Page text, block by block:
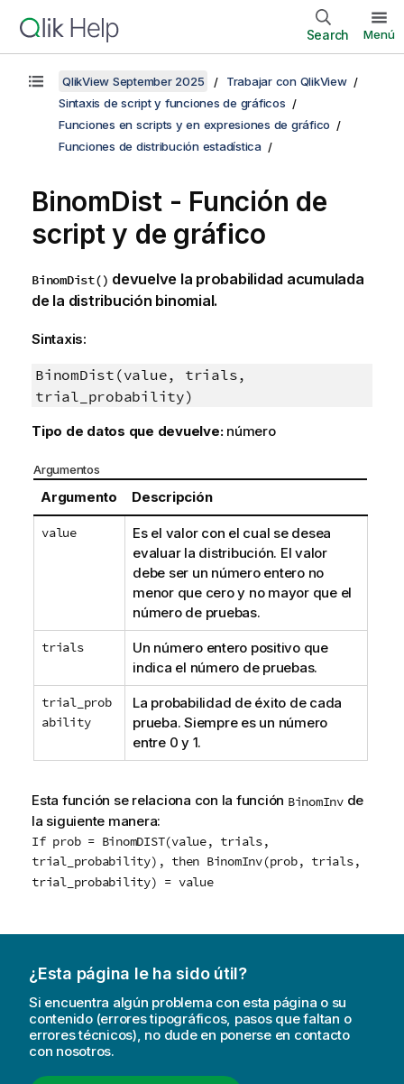
Search Menú
QlikView September 2025
Trabajar con QlikView
Sintaxis de script y funciones de gráficos
Funciones en scripts y en expresiones de gráfico
Funciones de distribución estadística
BinomDist - Función de
script y de gráfico
BinomDist() devuelve la probabilidad acumulada
de la distribución binomial.
Sintaxis:
BinomDist(value, trials,
trial_probability)
Tipo de datos que devuelve: número
Argumentos
Argumento Descripción
value
Es el valor con el cual se desea
evaluar la distribución. El valor
debe ser un número entero no
menor que cero y no mayor que el
número de pruebas.
trials
Un número entero positivo que
indica el número de pruebas.
trial_prob
ability
La probabilidad de éxito de cada
prueba. Siempre es un número
entre 0 y 1.
Esta función se relaciona con la función BinomInvde
la siguiente manera:
If prob = BinomDIST(value, trials,
trial_probability), then BinomInv(prob, trials,
trial_probability) = value
¿Esta página le ha sido útil?
Si encuentra algún problema con esta página o su
contenido (errores tipográficos, pasos que faltan o
errores técnicos), no dude en ponerse en contacto
con nosotros.